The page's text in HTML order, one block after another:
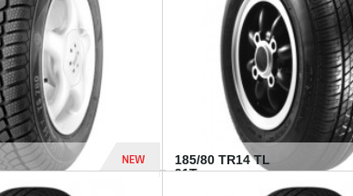
NEW
185/80 TR14 TL
91T...